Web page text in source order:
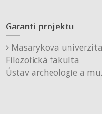
Garanti projektu
Masarykova univerzita
Filozofická fakulta
Ústav archeologie a